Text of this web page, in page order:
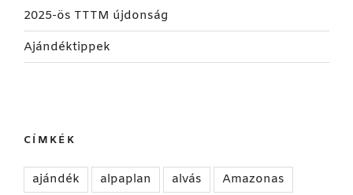
2025-ös TTTM újdonság
Ajándéktippek
CÍMKÉK
ajándék alpaplan alvás
Amazonas